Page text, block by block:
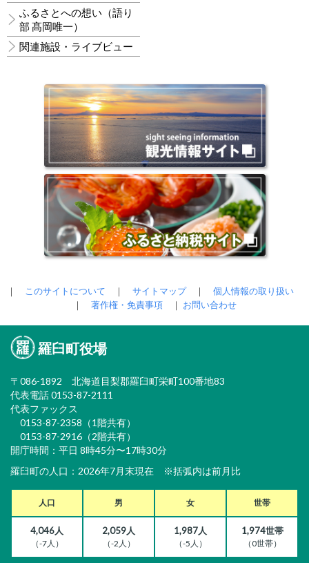
ふるさとへの想い（語り
部 髙岡唯一）
関連施設・ライブビュー
｜ このサイトについて ｜ サイトマップ｜ 個人情報の取り扱い
｜ 著作権・免責事項｜ お問い合わせ
羅臼町役場
〒086-1892 北海道目梨郡羅臼町栄町100番地83
代表電話 0153-87-2111
代表ファックス
0153-87-2358（1階共有）
0153-87-2916（2階共有）
開庁時間：平日 8時45分〜17時30分
羅臼町の人口：2026年7月末現在 ※括弧内は前月比
人口 男 女 世帯
4,046人
（-7人）
2,059人
（-2人）
1,987人
（-5人）
1,974世帯
（0世帯）